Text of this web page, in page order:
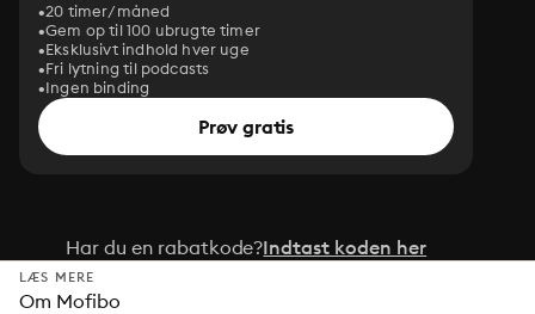
20 timer/måned
Gem op til 100 ubrugte timer
Eksklusivt indhold hver uge
Fri lytning til podcasts
Ingen binding
Prøv gratis
Har du en rabatkode?Indtast koden her
LÆS MERE
Om Mofibo